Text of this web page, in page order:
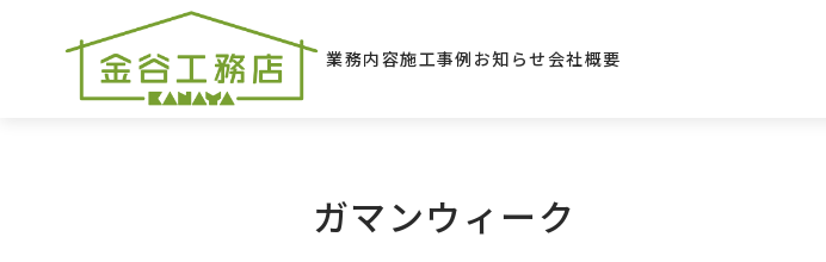
業務内容施工事例お知らせ会社概要
ガマンウィーク